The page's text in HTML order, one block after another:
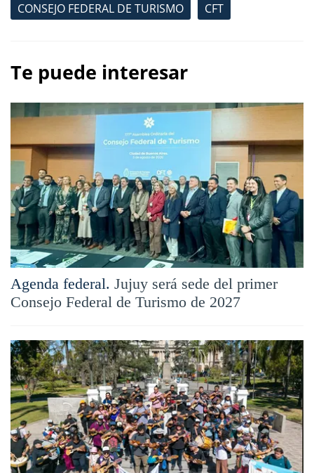
CONSEJO FEDERAL DE TURISMO CFT
Te puede interesar
Agenda federal. Jujuy será sede del primer
Consejo Federal de Turismo de 2027